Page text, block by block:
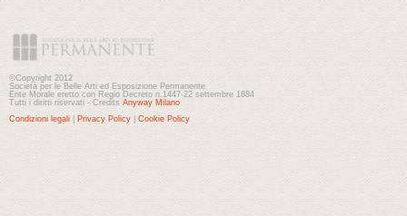
©Copyright 2012
Società per le Belle Arti ed Esposizione Permanente
Ente Morale eretto con Regio Decreto n.1447-22 settembre 1884
Tutti i diritti riservati - Credits Anyway Milano
Condizioni legali
Privacy Policy Cookie Policy